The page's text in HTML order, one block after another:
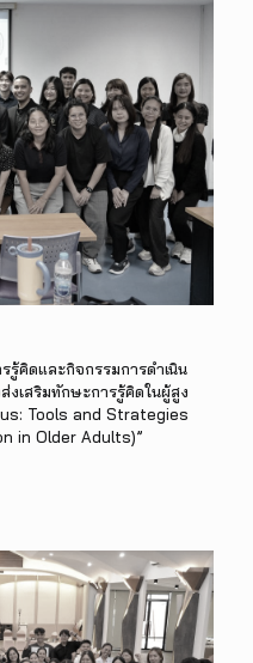
รู้คิดและกิจกรรมการดำเนิน
งเสริมทักษะการรู้คิดในผู้สูง
Tools and Strategies
in Older Adults)”